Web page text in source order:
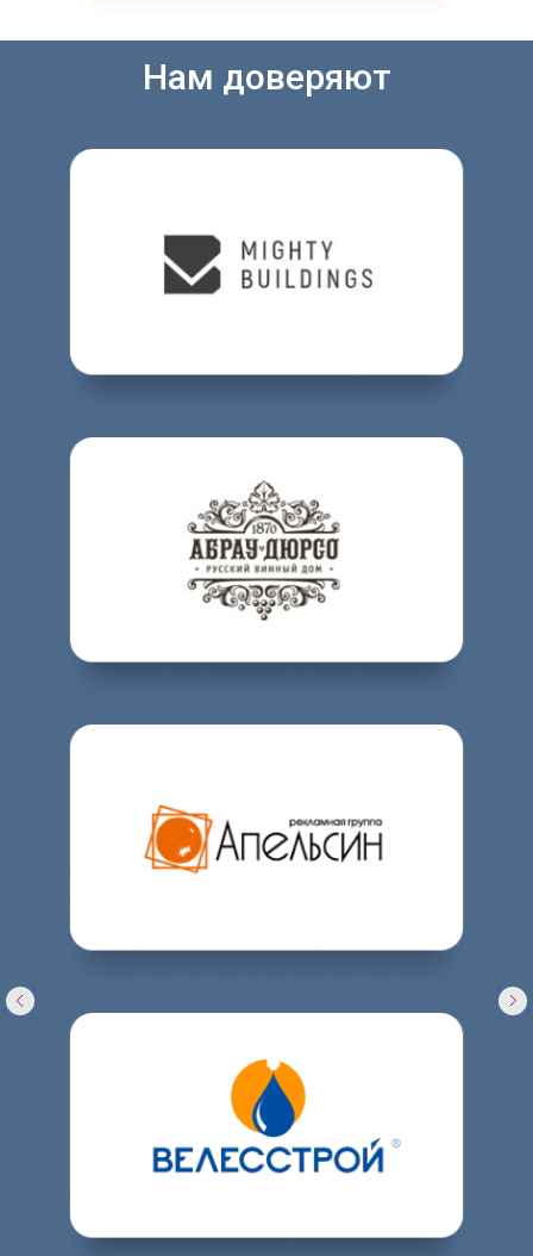
Нам доверяют